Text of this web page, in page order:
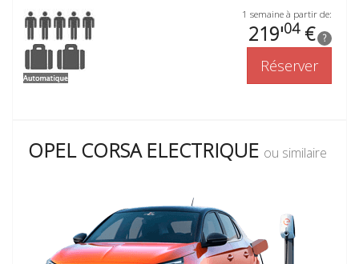
1 semaine à partir de:
219'04€ ?
Réserver
OPEL CORSA ELECTRIQUE ou similaire